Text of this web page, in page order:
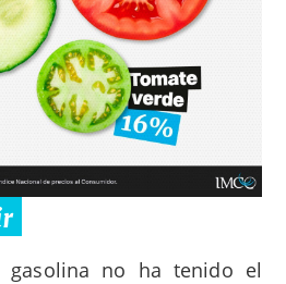
no ha tenido el